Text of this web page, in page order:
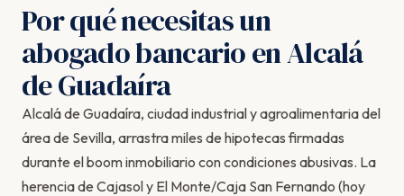
Por qué necesitas un
abogado bancario en Alcalá
de Guadaíra
Alcalá de Guadaíra, ciudad industrial y agroalimentaria del
área de Sevilla, arrastra miles de hipotecas firmadas
durante el boom inmobiliario con condiciones abusivas. La
herencia de Cajasol y El Monte/Caja San Fernando (hoy